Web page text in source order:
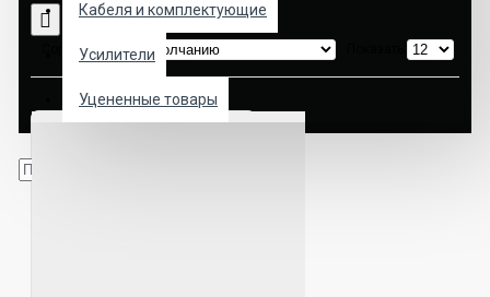
Кабеля и комплектующие
Усилители
Уцененные товары
Сортировка: